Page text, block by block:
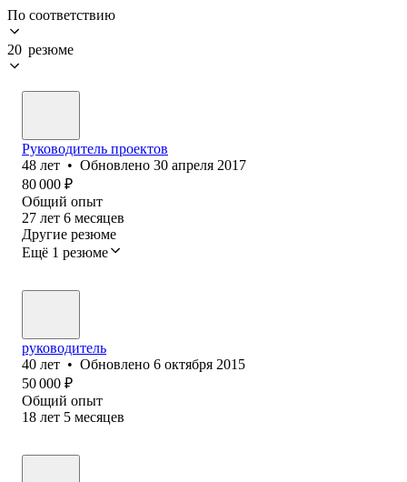
По соответствию
20 резюме
Руководитель проектов
48 лет • Обновлено 30 апреля 2017
80 000 ₽
Общий опыт
27 лет 6 месяцев
Другие резюме
Ещё 1 резюме
руководитель
40 лет • Обновлено 6 октября 2015
50 000 ₽
Общий опыт
18 лет 5 месяцев